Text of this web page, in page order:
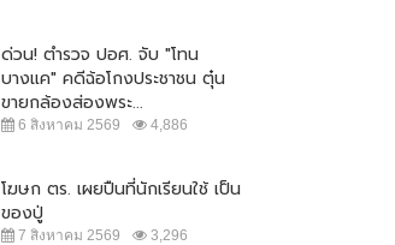
ด่วน! ตำรวจ ปอศ. จับ "โทน
บางแค" คดีฉ้อโกงประชาชน ตุ๋น
ขายกล้องส่องพระ...
6 สิงหาคม 2569 4,886
โฆษก ตร. เผยปืนที่นักเรียนใช้ เป็น
ของปู่
7 สิงหาคม 2569 3,296